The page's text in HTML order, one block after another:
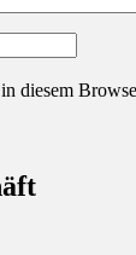
diesem